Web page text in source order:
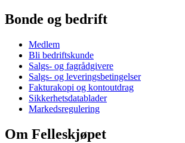
Bonde og bedrift
Medlem
Bli bedriftskunde
Salgs- og fagrådgivere
Salgs- og leveringsbetingelser
Fakturakopi og kontoutdrag
Sikkerhetsdatablader
Markedsregulering
Om Felleskjøpet